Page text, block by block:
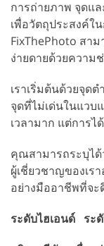
การถ่ายภาพ จุดแ
เพื่อวัตถุประสงค์ใ
FixThePhoto สา
ง่ายดายด้วยความ
เราเริ่มต้นด้วยจุด
จุดที่ไม่เด่นในแวบ
เวลามาก แต่การ
คุณสามารถระบุได้
ผู้เชี่ยวชาญของเร
อย่างมืออาชีพที่จะ
ระดับไฮเอนด์ ระ